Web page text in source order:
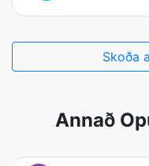
Skoða
Annað